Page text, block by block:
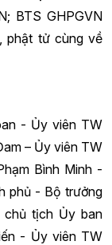
BTS GHPGVN
phật tử cùng về
- Ủy viên TW
– Ủy viên TW
Bình Minh -
phủ - Bộ trưởng
chủ tịch Ủy ban
- Ủy viên TW